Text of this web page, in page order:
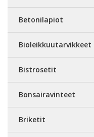
Betonilapiot
Bioleikkuutarvikkeet
Bistrosetit
Bonsairavinteet
Briketit